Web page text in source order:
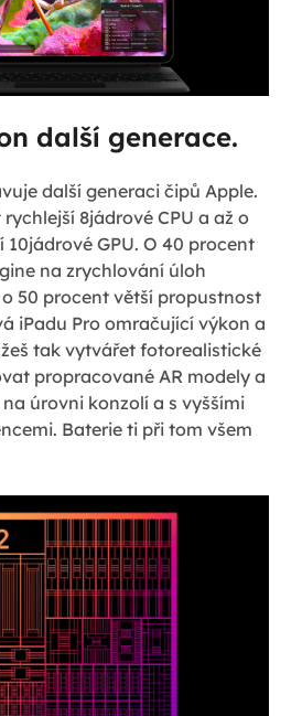
další generace.
další generaci čipů Apple.
8jádrové CPU a až o
10jádrové GPU. O 40 procent
na zrychlování úloh
50 procent větší propustnost
iPadu Pro omračující výkon a
tak vytvářet fotorealistické
propracované AR modely a
úrovni konzolí a s vyššími
Baterie ti při tom všem